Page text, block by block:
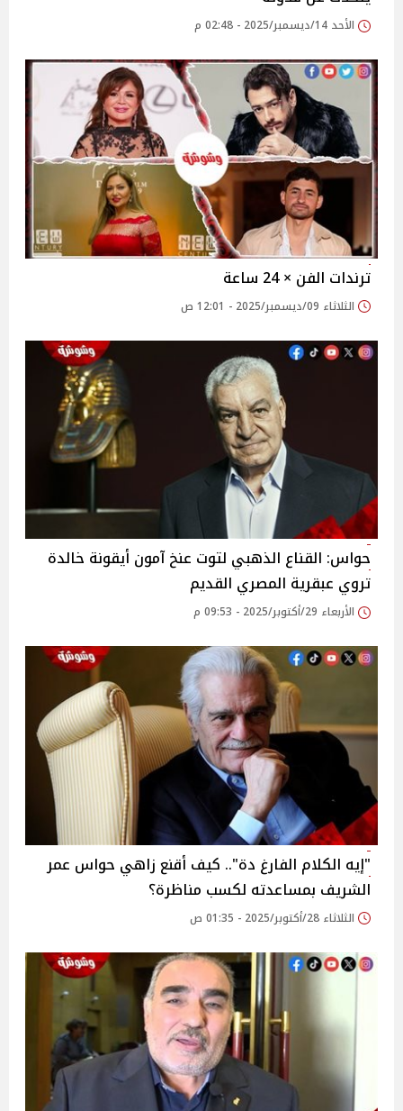
الأحد 14/ديسمبر/2025 - 02:48 م
ترندات الفن × 24 ساعة
الثلاثاء 09/ديسمبر/2025 - 12:01 ص
حواس: القناع الذهبي لتوت عنخ آمون أيقونة خالدة
تروي عبقرية المصري القديم
الأربعاء 29/أكتوبر/2025 - 09:53 م
"إيه الكلام الفارغ دة".. كيف أقنع زاهي حواس عمر
الشريف بمساعدته لكسب مناظرة؟
الثلاثاء 28/أكتوبر/2025 - 01:35 ص